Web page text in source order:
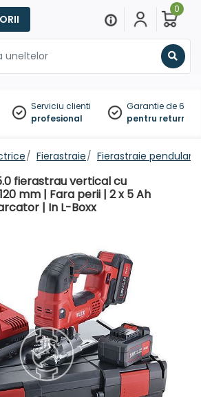
0
Serviciu clienti
profesional
Garantie de 60
pentru
Fierastraie Fierastraie pendulare
fierastrau vertical cu
mm | Fara perii | 2 x 5 Ah
| In L-Boxx